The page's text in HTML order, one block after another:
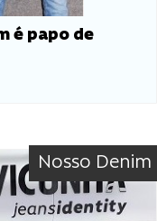
é papo de
Nosso Denim